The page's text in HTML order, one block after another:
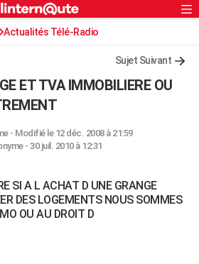
S'inscrire
Connexion
Actualités Télé-Radio
Sujet Suivant
ET TVA IMMOBILIERE OU
- Modifié le 12 déc. 2008 à 21:59
- 30 juil. 2010 à 12:31
SI A L ACHAT D UNE GRANGE
DES LOGEMENTS NOUS SOMMES
OU AU DROIT D